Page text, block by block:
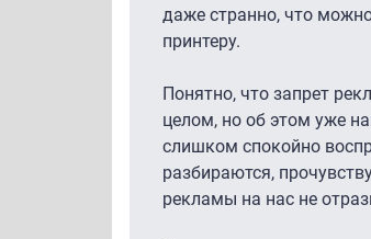
даже странно, что
принтеру.
Понятно, что запрет
целом, но об этом уже
слишком спокойно
разбираются,
рекламы на нас не